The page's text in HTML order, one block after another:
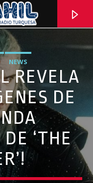
NEWS
REVELA
DE
‘THE